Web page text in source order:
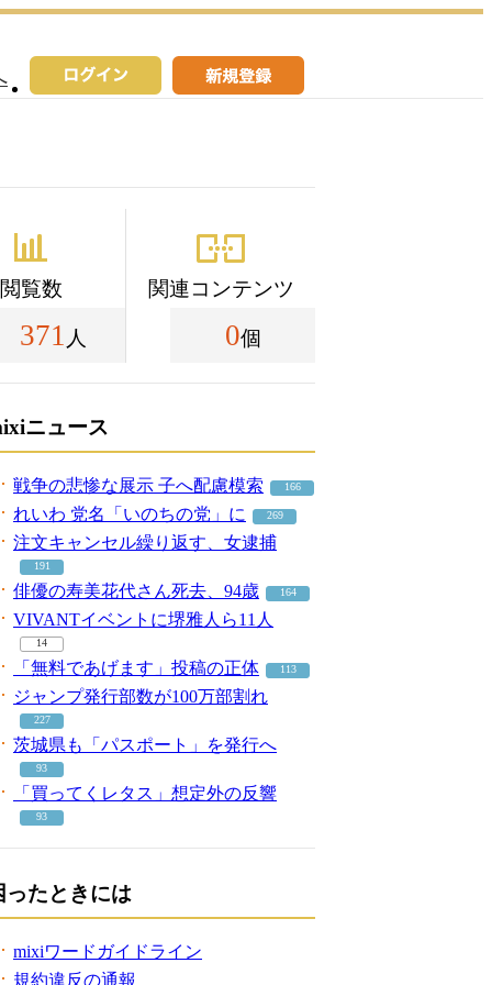
閲覧数
371 人
関連コンテンツ
0個
ニュース
戦争の悲惨な展示 子へ配慮模索 166
れいわ 党名「いのちの党」に 269
注文キャンセル繰り返す、女逮捕
191
俳優の寿美花代さん死去、94歳 164
VIVANTイベントに堺雅人ら11人
14
「無料であげます」投稿の正体 113
ジャンプ発行部数が100万部割れ
227
茨城県も「パスポート」を発行へ
93
「買ってくレタス」想定外の反響
93
ったときには
mixiワードガイドライン
規約違反の通報